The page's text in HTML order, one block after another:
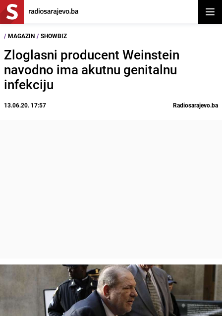
/ MAGAZIN / SHOWBIZ
Zloglasni producent Weinstein
navodno ima akutnu genitalnu
infekciju
13.06.20. 17:57 Radiosarajevo.ba